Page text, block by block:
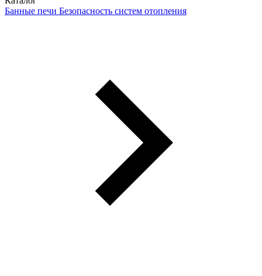
Банные печи Безопасность систем отопления